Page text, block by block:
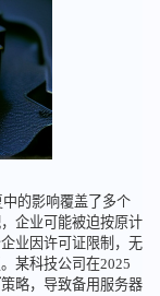
的影响覆盖了多个
企业可能被迫按原计
业因许可证限制，无
某科技公司在2025
策略，导致备用服务器